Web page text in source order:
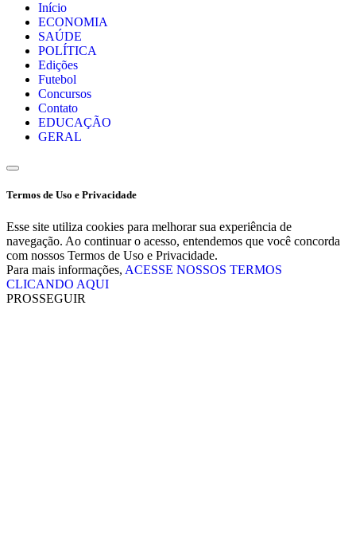
Início
ECONOMIA
SAÚDE
POLÍTICA
Edições
Futebol
Concursos
Contato
EDUCAÇÃO
GERAL
Termos de Uso e Privacidade
Esse site utiliza cookies para melhorar sua experiência de
navegação. Ao continuar o acesso, entendemos que você concorda
com nossos Termos de Uso e Privacidade.
Para mais informações, ACESSE NOSSOS TERMOS
CLICANDO AQUI
PROSSEGUIR